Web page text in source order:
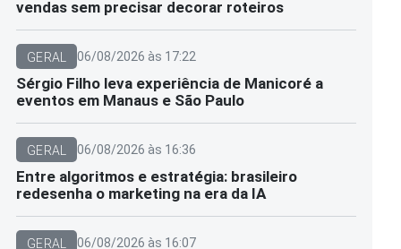
vendas sem precisar decorar roteiros
GERAL 06/08/2026 às 17:22
Sérgio Filho leva experiência de Manicoré a
eventos em Manaus e São Paulo
GERAL 06/08/2026 às 16:36
Entre algoritmos e estratégia: brasileiro
redesenha o marketing na era da IA
GERAL 06/08/2026 às 16:07